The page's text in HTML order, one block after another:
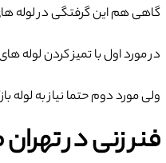
گاهی هم این گرفتگی در لوله
در مورد اول با تمیز کردن
ولی مورد دوم حتما نیاز به لوله
فنر زنی در